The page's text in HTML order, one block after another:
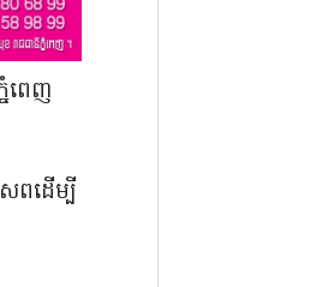
ពេញ
ពដើម្បី